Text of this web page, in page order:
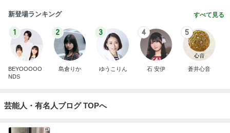
新登場ランキング すべて見る
1
BEYOOOOO
NDS
2
島倉りか
3
ゆうこりん
4
石 安伊
5
蒼井心音
芸能人・有名人ブログ TOPへ